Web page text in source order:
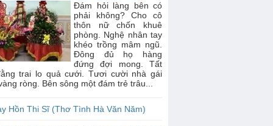
Đám hỏi làng bên có
phải không? Cho cô
thôn nữ chốn khuê
phòng. Nghệ nhân tay
khéo trồng mâm ngũ.
Đông đủ họ hàng
đứng đợi mong. Tất
trai lo quả cưới. Tươi cười nhà gái
ròng. Bên sông một đám trẻ trâu...
Hồn Thi Sĩ (Thơ Tình Hà Văn Năm)